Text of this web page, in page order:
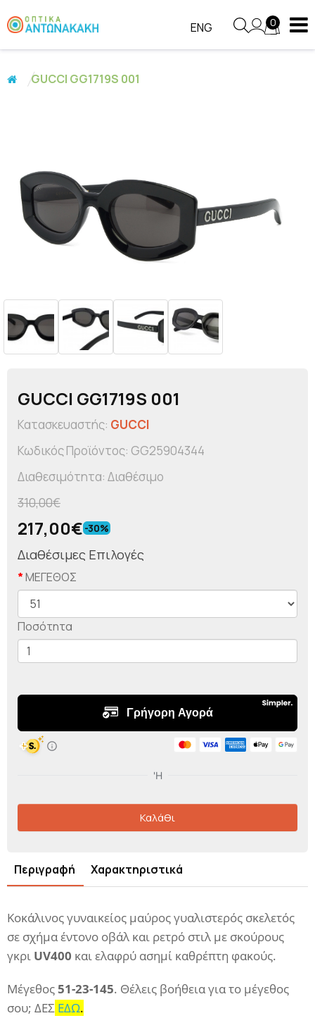
ENG 0
GUCCI GG1719S 001
GUCCI GG1719S 001
Κατασκευαστής: GUCCI
Κωδικός Προϊόντος: GG25904344
Διαθεσιμότητα: Διαθέσιμο
310,00€
217,00€ -30%
Διαθέσιμες Επιλογές
ΜΕΓΕΘΟΣ
Ποσότητα
Καλάθι
Περιγραφή Χαρακτηριστικά
Κοκάλινος γυναικείος μαύρος γυαλιστερός σκελετός
σε σχήμα έντονο οβάλ και ρετρό στιλ με σκούρους
γκρι UV400 και ελαφρύ ασημί καθρέπτη φακούς.
Μέγεθος51-23-145. Θέλεις βοήθεια για το μέγεθος
σου; ΔΕΣ ΕΔΩ.